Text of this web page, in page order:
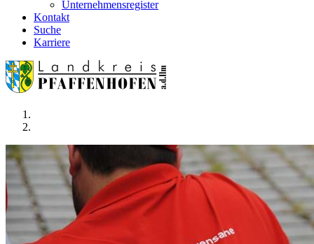
Unternehmensregister
Kontakt
Suche
Karriere